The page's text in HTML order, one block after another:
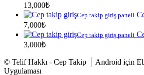
13,000₺
Cep takip giriş paneli
7,000₺
Cep takip giriş paneli
3,000₺
© Telif Hakkı - Cep Takip │ Android için
Uygulaması